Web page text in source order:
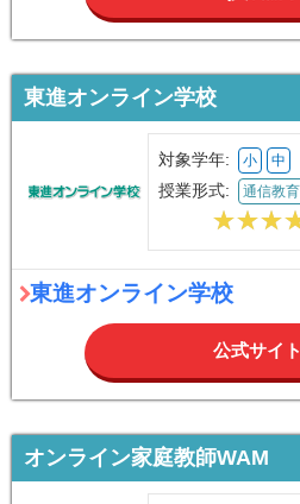
0078-60108-0618
無料問い合
(資料請
対象学年:
東進オンライン学校
公式サイ